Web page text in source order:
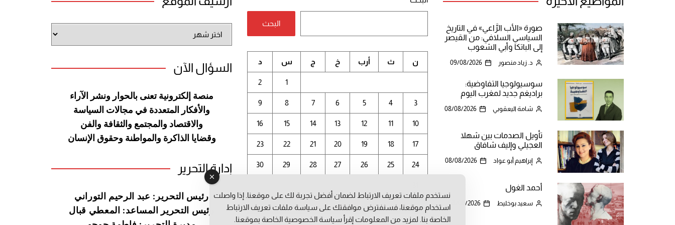
صورة «الأب الرَّاعي» في التاريخ
السياسي السلافي: من القيصر
إلى الباتكا وأبي الشعوب
د. زياد منصور 09/08/2026
سوسيولوجيا التفاوضية:
براديغم جديد لمغرب اليوم
شامة اليعقوبي 08/08/2026
تأويل الصدمات بين شهلا
العجيلي وإليف شافاق
إبراهيم أبو عواد 08/08/2026
أحمد الغول
سعيد بوخليط 08/08/2026
البحث
أغسطس 2026
ن ث أرب خ ج س د
1
2
3
4
5
6
7
8
9
10
11
12
13
14
15
16
17
18
19
20
21
22
23
24
25
26
27
28
29
30
الموقع
السؤال الآن
منصة إلكترونية تعنى بالحوار ونشر
الآراء
والأفكار المتعددة في مجالات السياسة
والاقتصاد والمجتمع والثقافة والفن
وقضايا الذاكرة والمواطنة وحقوق الإنسان
إدارة التحرير
رئيس التحرير: عبد الرحيم التوراني
رئيس التحرير المساعد: المعطي قبال
نستخدم ملفات تعريف الارتباط لضمان أفضل تجربة لك على موقعنا. إذا واصلت
استخدام موقعنا، فسنفترض موافقتك على سياسة ملفات تعريف الارتباط
الخاصة بنا. لمزيد من المعلومات إقرأ سياسة الخصوصيةالخاصة بموقعنا.